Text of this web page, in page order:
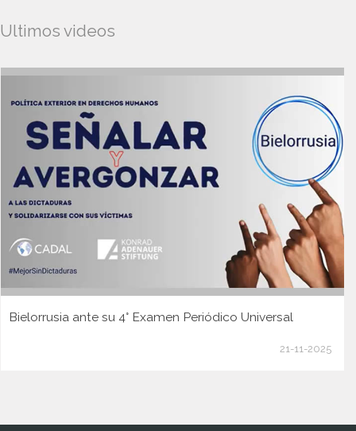
Ultimos videos
Bielorrusia ante su 4° Examen Periódico Universal
21-11-2025